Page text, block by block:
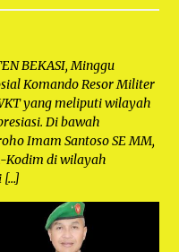
BEKASI, Minggu
Komando Resor Militer
yang meliputi wilayah
Di bawah
Imam Santoso SE MM,
Kodim di wilayah
[…]